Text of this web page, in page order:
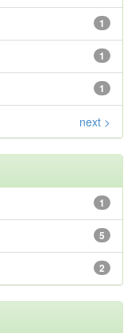
1
1
1
next >
1
5
2